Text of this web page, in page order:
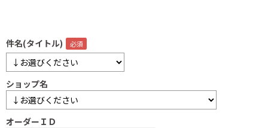
件名(タイトル)
ショップ名
オーダーＩＤ